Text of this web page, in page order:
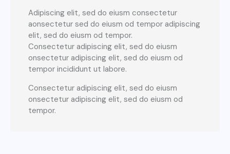
Adipiscing elit, sed do eiusm consectetur
aonsectetur sed do eiusm od tempor adipiscing
elit, sed do eiusm od tempor.
Consectetur adipiscing elit, sed do eiusm
onsectetur adipiscing elit, sed do eiusm od
tempor incididunt ut labore.
Consectetur adipiscing elit, sed do eiusm
onsectetur adipiscing elit, sed do eiusm od
tempor.